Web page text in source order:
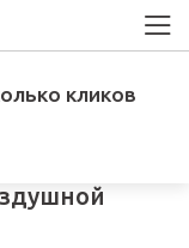
кликов